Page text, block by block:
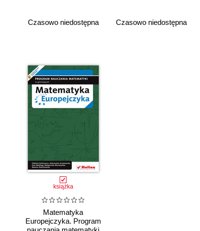
Czasowo niedostępna Czasowo niedostępna
książka
Matematyka
Europejczyka. Program